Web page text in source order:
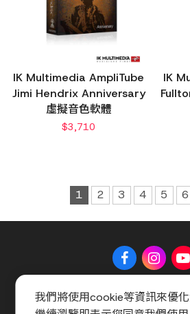
IK Multimedia AmpliTube
Jimi Hendrix Anniversary
虛擬音色軟體
$3,710
IK
1 2 3 4 5 6
關於 Music Shop 聯絡我們 常見
我們將使用cookie等資訊來優化